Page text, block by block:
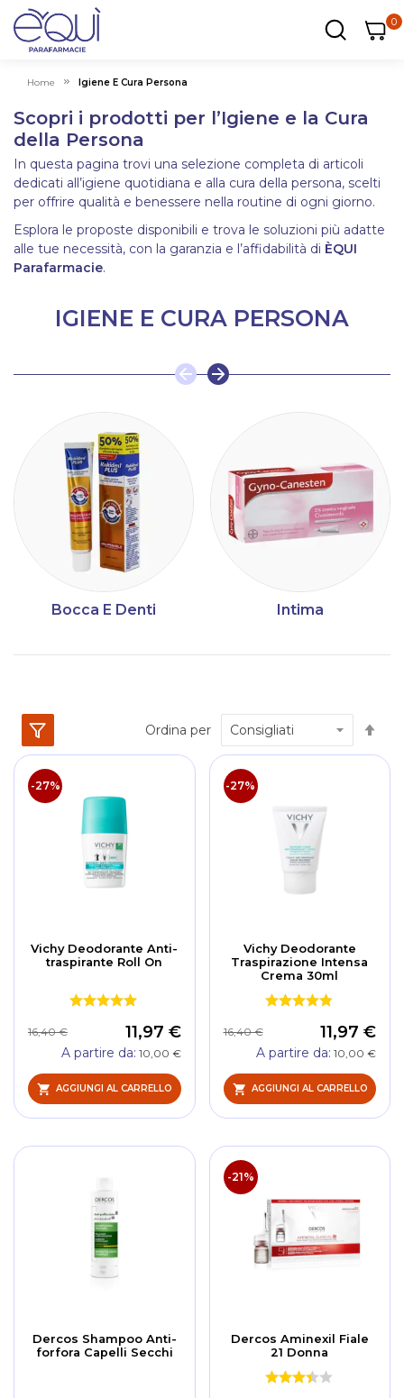
00
Home Igiene E Cura Persona
Scopri i prodotti per l’Igiene e la Cura
della Persona
In questa pagina trovi una selezione completa di articoli
dedicati all’igiene quotidiana e alla cura della persona, scelti
per offrire qualità e benessere nella routine di ogni giorno.
Esplora le proposte disponibili e trova le soluzioni più adatte
alle tue necessità, con la garanzia e l’affidabilità di ÈQUI
Parafarmacie.
IGIENE E CURA PERSONA
Bocca E Denti Intima
Ordina per
-27%
Vichy Deodorante Anti-
traspirante Roll On
11,97 €
16,40 €
A partire da 10,00 €
AGGIUNGI AL CARRELLO
-27%
Vichy Deodorante
Traspirazione Intensa
Crema 30ml
11,97 €
16,40 €
A partire da 10,00 €
AGGIUNGI AL CARRELLO
Dercos Shampoo Anti-
forfora Capelli Secchi
-21%
Dercos Aminexil Fiale
21 Donna